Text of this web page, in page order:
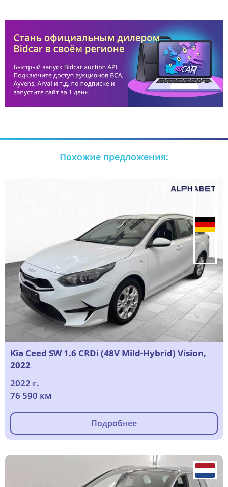
Похожие предложения:
Kia Ceed SW 1.6 CRDi (48V Mild-Hybrid) Vision,
2022
2022 г.
76 590 км
Подробнее